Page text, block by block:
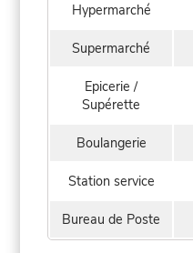
Hypermarché
Supermarché
Epicerie /
Supérette
Boulangerie
Station service
Bureau de Poste